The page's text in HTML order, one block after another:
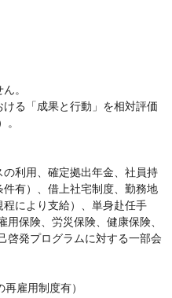
。
る「成果と行動」を相対評価
利用、確定拠出年金、社員持
有）、借上社宅制度、勤務地
により支給）、単身赴任手
保険、労災保険、健康保険、
啓発プログラムに対する一部会
雇用制度有）